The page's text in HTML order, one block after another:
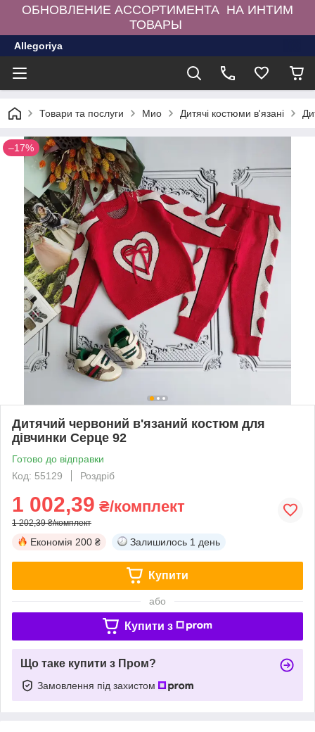
ОБНОВЛЕНИЕ АССОРТИМЕНТА НА ИНТИМ
ТОВАРЫ
Allegoriya
Товари та послуги Мио Дитячі костюми в'язані
–17%
Дитячий червоний в'язаний костюм для
дівчинки Серце 92
Готово до відправки
Код: 55129
Роздріб
1 002,39 ₴/комплект
1 202,39 ₴/комплект
Економія 200 ₴ Залишилось 1 день
Купити
або
Купити з
Що таке купити з Пром?
Замовлення під захистом